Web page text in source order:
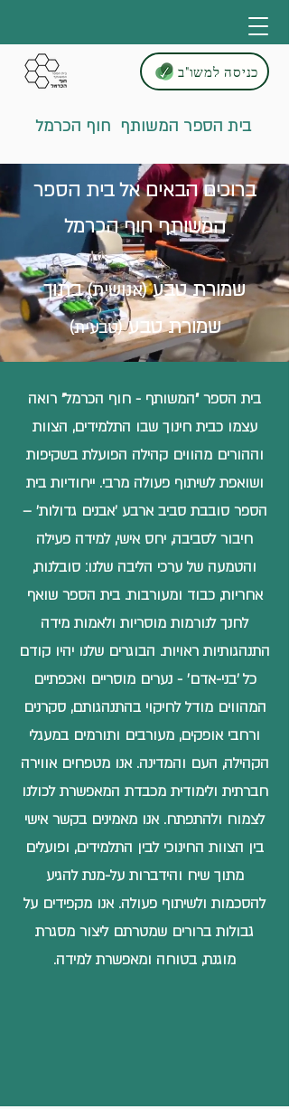
כניסה למשו"ב
בית הספר המשותף חוף הכרמל
ברוכים הבאים אל בית הספר
המשותף חוף הכרמל
שמורת טבע(אנושית)בתוך
שמורת טבע(טבעית)
בית הספר "המשותף - חוף הכרמל" רואה
עצמו כבית חינוך שבו התלמידים, הצוות
וההורים מהווים קהילה הפועלת בשקיפות
ושואפת לשיתוף פעולה מרבי. ייחודיות בית
הספר סובבת סביב ארבע 'אבנים גדולות' –
חיבור לסביבה, יחס אישי, למידה פעילה
והטמעה של ערכי הליבה שלנו: סובלנות,
אחריות,כבוד ומעורבות. בית הספר שואף
לחנך לנורמות מוסריות ולאמות מידה
התנהגותיות ראויות. הבוגרים שלנו יהיו קודם
כל 'בני-אדם' - נערים מוסריים ואכפתיים
המהווים מודל לחיקוי בהתנהגותם, סקרנים
ורחבי אופקים, מעורבים ותורמים במעגלי
הקהילה, העם והמדינה. אנו מטפחים אווירה
חברתית ולימודית מכבדת המאפשרת לכולנו
לצמוח ולהתפתח. אנו מאמינים בקשר אישי
בין הצוות החינוכי לבין התלמידים, ופועלים
מתוך שיח והידברות על-מנת להגיע
להסכמות ולשיתוף פעולה. אנו מקפידים על
גבולות ברורים שמטרתם ליצור מסגרת
מוגנת, בטוחה ומאפשרת למידה.